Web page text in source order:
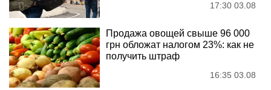
17:30 03.08
Продажа овощей свыше 96 000
грн обложат налогом 23%: как не
получить штраф
16:35 03.08